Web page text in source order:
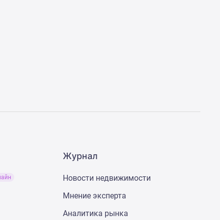
Журнал
Новости недвижимости
Мнение эксперта
Аналитика рынка